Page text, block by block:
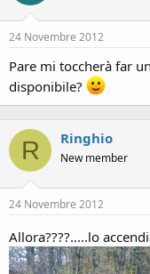
24 Novembre 2012
Pare mi toccherà far
disponibile?
R Ringhio
New member
24 Novembre 2012
Allora????.....lo